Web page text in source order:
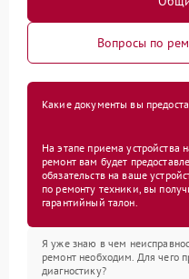
Вопросы по
Какие документы вы
На этапе приема устройства
ремонт вам будет
обязательств на ваше
по ремонту техники, вы
гарантийный талон.
Я уже знаю в чем
ремонт необходим. Для чего
диагностику?